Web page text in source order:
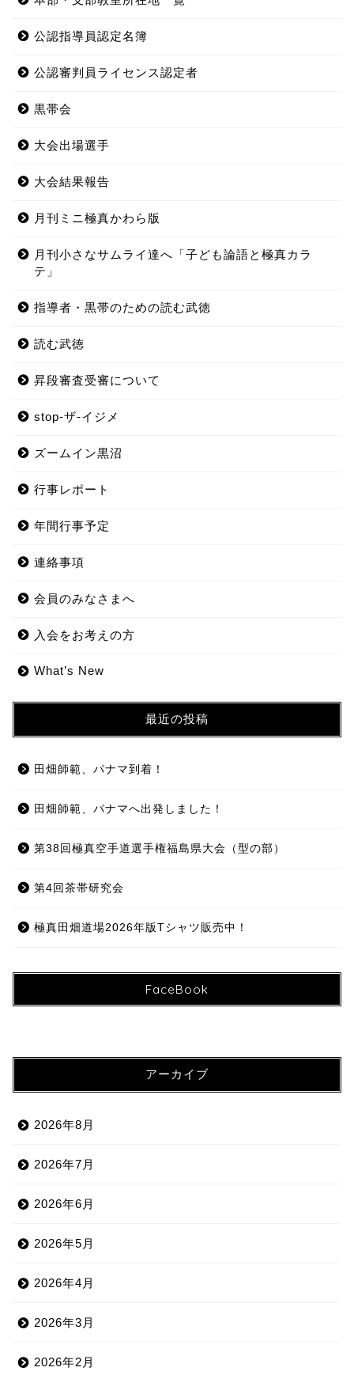
公認指導員認定名簿
公認審判員ライセンス認定者
黒帯会
大会出場選手
大会結果報告
月刊ミニ極真かわら版
月刊小さなサムライ達へ「子ども論語と極真カラ
テ」
指導者・黒帯のための読む武徳
読む武徳
昇段審査受審について
stop-ザ-イジメ
ズームイン黒沼
行事レポート
年間行事予定
連絡事項
会員のみなさまへ
入会をお考えの方
What’s New
最近の投稿
田畑師範、パナマ到着！
田畑師範、パナマへ出発しました！
第38回極真空手道選手権福島県大会（型の部）
第4回茶帯研究会
極真田畑道場2026年版Tシャツ販売中！
FaceBook
アーカイブ
2026年8月
2026年7月
2026年6月
2026年5月
2026年4月
2026年3月
2026年2月